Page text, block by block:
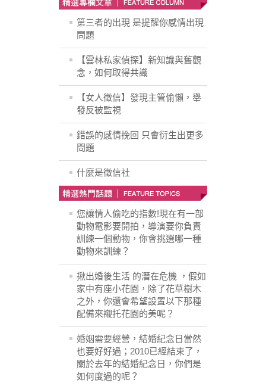
第三者的出現 是提醒你感情出現
問題
【雲林私家偵探】新知識與舊觀
念，如何取得共識
【女人徵信】發現主管偷懶，舉
發反被監視
錯誤的感情挽回 只會衍生出更多
問題
什麼是徵信社
您讓情人偷吃的指數!現在有一部
動物電影要開拍，導演要你負責
訓練一個動物，你會挑選哪一種
動物來訓練？
揪出婚後生活 的潛在危機 ，假如
家中有座小花園，除了花草樹木
之外，你還會希望設置以下那種
配備來襯托花園的美呢？
婚姻需要經營，結婚紀念日當然
也要好好過；2010已經結束了，
關於去年的結婚紀念日，你們是
如何度過的呢？